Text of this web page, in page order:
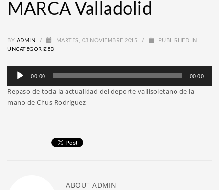
MARCA Valladolid
BY ADMIN / MARTES, 03 NOVIEMBRE 2015 /
PUBLISHED IN
UNCATEGORIZED
Reproductor
audio
00:00 00:00
Repaso de toda la actualidad del deporte vallisoletano de la
mano de Chus Rodríguez
ABOUT ADMIN